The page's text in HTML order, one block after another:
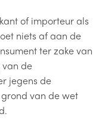
of importeur als
niets af aan de
ter zake van
de
jegens de
van de wet